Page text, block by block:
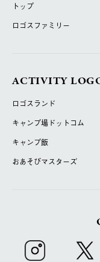
トップ
ロゴスファミリー
ACTIVITY
ロゴスランド
キャンプ場ドットコム
キャンプ飯
おあそびマスターズ